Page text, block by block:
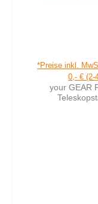
*Preise inkl.
0,- € (2-
your GEAR